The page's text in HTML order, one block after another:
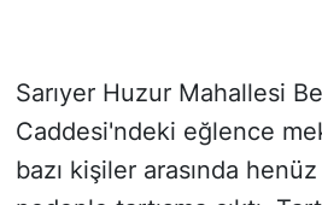
Sarıyer Huzur Mahallesi
Caddesi'ndeki eğlence
bazı kişiler arasında
SİYASET
SON DAKİKA HABERİ